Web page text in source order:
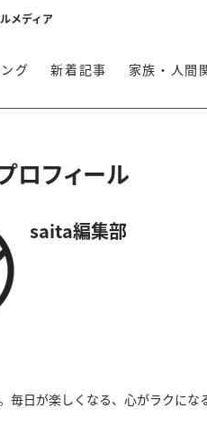
メディア
グ 新着記事 家族・人間
ロフィール
saita編集部
毎日が楽しくなる、心がラクにな